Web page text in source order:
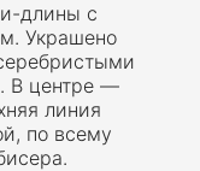
длины с
Украшено
В центре —
линия
по всему